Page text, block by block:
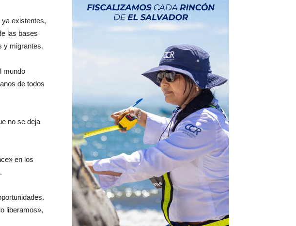
existentes,
las bases
y migrantes.
mundo
de todos
no se deja
en los
liberamos»,